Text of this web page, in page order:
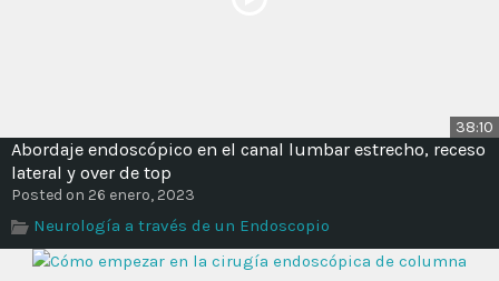
38:10
Abordaje endoscópico en el canal lumbar estrecho, receso
lateral y over de top
Posted on 26 enero, 2023
Neurología a través de un Endoscopio